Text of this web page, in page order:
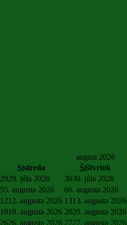
august 2026
Ststreda Štštvrtok
2929. júla 2026 3030. júla 2026
55. augusta 2026 66. augusta 2026
1212. augusta 2026 1313. augusta 2026
1919. augusta 2026 2020. augusta 2026
2626. augusta 2026 2727. augusta 2026